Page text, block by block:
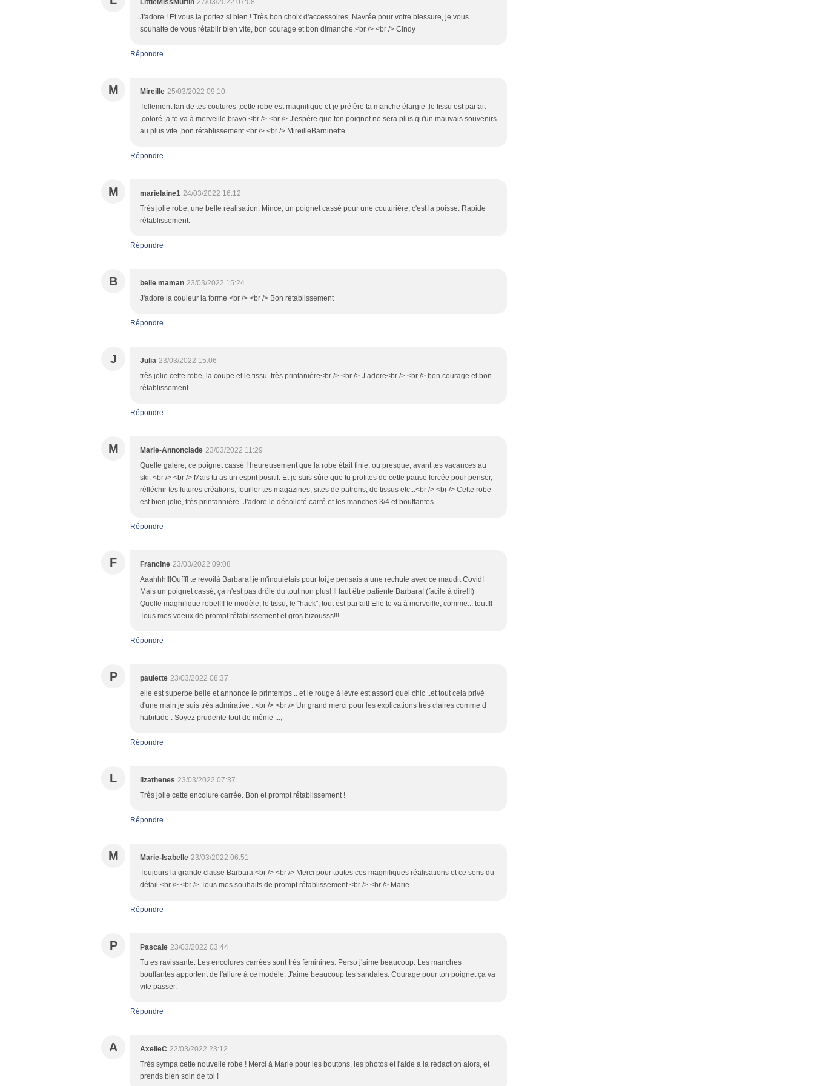
LittleMissMuffin 27/03/2022 07:08
J'adore ! Et vous la portez si bien ! Très bon choix d'accessoires. Navrée pour votre blessure, je vous
souhaite de vous rétablir bien vite, bon courage et bon dimanche.<br /> <br /> Cindy
Répondre
M Mireille 25/03/2022 09:10
Tellement fan de tes coutures ,cette robe est magnifique et je préfère ta manche élargie ,le tissu est parfait
,coloré ,a te va à merveille,bravo.<br /> <br /> J'espère que ton poignet ne sera plus qu'un mauvais souvenirs
au plus vite ,bon rétablissement.<br /> <br /> MireilleBarninette
Répondre
M marielaine1 24/03/2022 16:12
Très jolie robe, une belle réalisation. Mince, un poignet cassé pour une couturière, c'est la poisse. Rapide
rétablissement.
Répondre
B belle maman 23/03/2022 15:24
J'adore la couleur la forme <br /> <br /> Bon rétablissement
Répondre
J Julia 23/03/2022 15:06
très jolie cette robe, la coupe et le tissu. très printanière<br /> <br /> J adore<br /> <br /> bon courage et bon
rétablissement
Répondre
M Marie-Annonciade 23/03/2022 11:29
Quelle galère, ce poignet cassé ! heureusement que la robe était finie, ou presque, avant tes vacances au
ski. <br /> <br /> Mais tu as un esprit positif. Et je suis sûre que tu profites de cette pause forcée pour penser,
réfléchir tes futures créations, fouiller tes magazines, sites de patrons, de tissus etc...<br /> <br /> Cette robe
est bien jolie, très printannière. J'adore le décolleté carré et les manches 3/4 et bouffantes.
Répondre
F Francine 23/03/2022 09:08
Aaahhh!!!Oufff! te revoilà Barbara! je m'inquiétais pour toi,je pensais à une rechute avec ce maudit Covid!
Mais un poignet cassé, çà n'est pas drôle du tout non plus! Il faut être patiente Barbara! (facile à dire!!!)
Quelle magnifique robe!!!! le modèle, le tissu, le "hack", tout est parfait! Elle te va à merveille, comme... tout!!!
Tous mes voeux de prompt rétablissement et gros bizousss!!!
Répondre
P paulette 23/03/2022 08:37
elle est superbe belle et annonce le printemps .. et le rouge à lèvre est assorti quel chic ..et tout cela privé
d'une main je suis très admirative ..<br /> <br /> Un grand merci pour les explications très claires comme d
habitude . Soyez prudente tout de même ...;
Répondre
L lizathenes 23/03/2022 07:37
Très jolie cette encolure carrée. Bon et prompt rétablissement !
Répondre
M Marie-Isabelle 23/03/2022 06:51
Toujours la grande classe Barbara.<br /> <br /> Merci pour toutes ces magnifiques réalisations et ce sens du
détail <br /> <br /> Tous mes souhaits de prompt rétablissement.<br /> <br /> Marie
Répondre
P Pascale 23/03/2022 03:44
Tu es ravissante. Les encolures carrées sont très féminines. Perso j'aime beaucoup. Les manches
bouffantes apportent de l'allure à ce modèle. J'aime beaucoup tes sandales. Courage pour ton poignet ça va
vite passer.
Répondre
A AxelleC 22/03/2022 23:12
Très sympa cette nouvelle robe ! Merci à Marie pour les boutons, les photos et l'aide à la rédaction alors, et
prends bien soin de toi !